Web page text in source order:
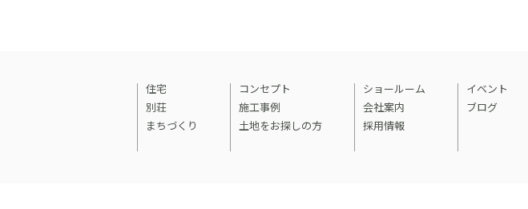
住宅
別荘
まちづくり
コンセプト
施工事例
土地をお探しの方
ショールーム
会社案内
採用情報
イベント
ブログ